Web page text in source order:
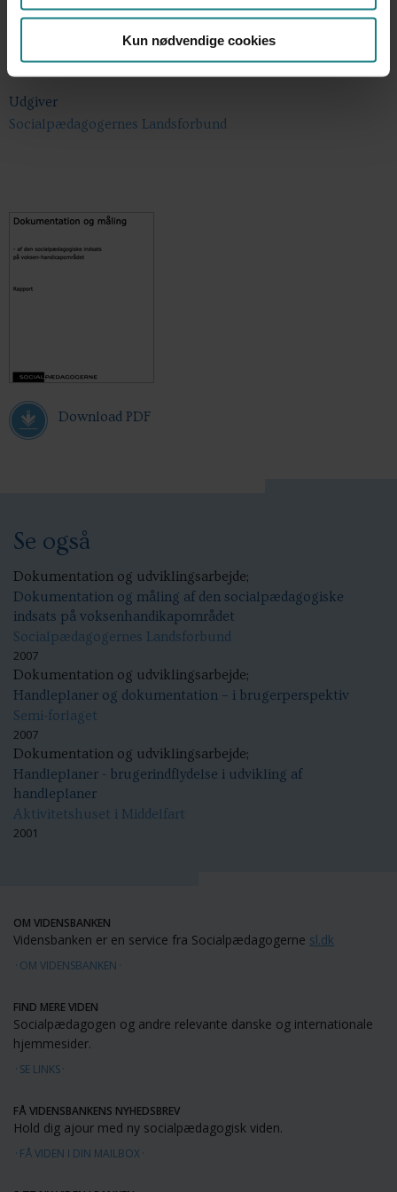
Kun nødvendige cookies
2007
Udgiver
Socialpædagogernes Landsforbund
Download PDF
Se også
Dokumentation og udviklingsarbejde;
Dokumentation og måling af den socialpædagogiske
indsats på voksenhandikapområdet
Socialpædagogernes Landsforbund
2007
Dokumentation og udviklingsarbejde;
Handleplaner og dokumentation – i brugerperspektiv
Semi-forlaget
2007
Dokumentation og udviklingsarbejde;
Handleplaner - brugerindflydelse i udvikling af
handleplaner
Aktivitetshuset i Middelfart
2001
OM VIDENSBANKEN
Vidensbanken er en service fra Socialpædagogerne sl.dk
OM VIDENSBANKEN
FIND MERE VIDEN
Socialpædagogen og andre relevante danske og internationale
hjemmesider.
SE LINKS
FÅ VIDENSBANKENS NYHEDSBREV
Hold dig ajour med ny socialpædagogisk viden.
FÅ VIDEN I DIN MAILBOX